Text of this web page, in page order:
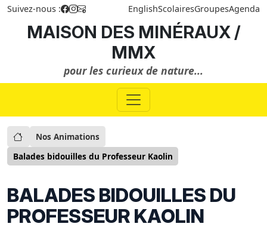
Suivez-nous : EnglishScolairesGroupesAgenda
MAISON DES MINÉRAUX /
MMX
pour les curieux de nature...
Nos Animations
Balades bidouilles du Professeur Kaolin
BALADES BIDOUILLES DU
PROFESSEUR KAOLIN